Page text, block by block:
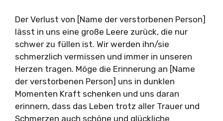
Der Verlust von [Name der verstorbenen Person]
lässt in uns eine große Leere zurück, die nur
schwer zu füllen ist. Wir werden ihn/sie
schmerzlich vermissen und immer in unseren
Herzen tragen. Möge die Erinnerung an [Name
der verstorbenen Person] uns in dunklen
Momenten Kraft schenken und uns daran
erinnern, dass das Leben trotz aller Trauer und
Schmerzen auch schöne und glückliche